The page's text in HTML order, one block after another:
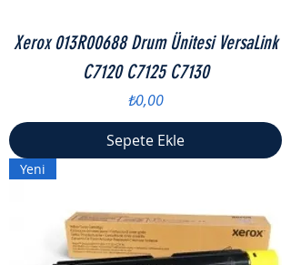
Xerox 013R00688 Drum Ünitesi VersaLink
C7120 C7125 C7130
Fiyat
₺0,00
Sepete Ekle
Yeni